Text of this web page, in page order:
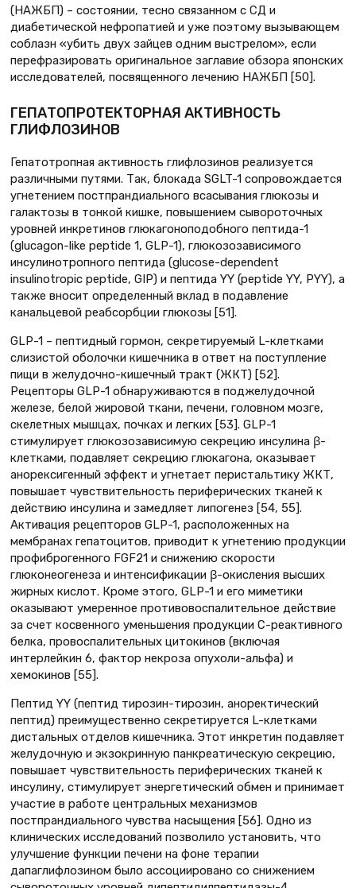
(НАЖБП) – состоянии, тесно связанном с СД и
диабетической нефропатией и уже поэтому вызывающем
соблазн «убить двух зайцев одним выстрелом», если
перефразировать оригинальное заглавие обзора японских
исследователей, посвященного лечению НАЖБП [50].
ГЕПАТОПРОТЕКТОРНАЯ АКТИВНОСТЬ
ГЛИФЛОЗИНОВ
Гепатотропная активность глифлозинов реализуется
различными путями. Так, блокада SGLT-1 сопровождается
угнетением постпрандиального всасывания глюкозы и
галактозы в тонкой кишке, повышением сывороточных
уровней инкретинов глюкагоноподобного пептида-1
(glucagon-like peptide 1, GLP-1), глюкозозависимого
инсулинотропного пептида (glucose-dependent
insulinotropic peptide, GIP) и пептида YY (peptide YY, PYY), а
также вносит определенный вклад в подавление
канальцевой реабсорбции глюкозы [51].
GLP-1 – пептидный гормон, секретируемый L-клетками
слизистой оболочки кишечника в ответ на поступление
пищи в желудочно-кишечный тракт (ЖКТ) [52].
Рецепторы GLP-1 обнаруживаются в поджелудочной
железе, белой жировой ткани, печени, головном мозге,
скелетных мышцах, почках и легких [53]. GLP-1
стимулирует глюкозозависимую секрецию инсулина β-
клетками, подавляет секрецию глюкагона, оказывает
анорексигенный эффект и угнетает перистальтику ЖКТ,
повышает чувствительность периферических тканей к
действию инсулина и замедляет липогенез [54, 55].
Активация рецепторов GLP-1, расположенных на
мембранах гепатоцитов, приводит к угнетению продукции
профиброгенного FGF21 и снижению скорости
глюконеогенеза и интенсификации β-окисления высших
жирных кислот. Кроме этого, GLP-1 и его миметики
оказывают умеренное противовоспалительное действие
за счет косвенного уменьшения продукции C-реактивного
белка, провоспалительных цитокинов (включая
интерлейкин 6, фактор некроза опухоли-альфа) и
хемокинов [55].
Пептид YY (пептид тирозин-тирозин, аноректический
пептид) преимущественно секретируется L-клетками
дистальных отделов кишечника. Этот инкретин подавляет
желудочную и экзокринную панкреатическую секрецию,
повышает чувствительность периферических тканей к
инсулину, стимулирует энергетический обмен и принимает
участие в работе центральных механизмов
постпрандиального чувства насыщения [56]. Одно из
клинических исследований позволило установить, что
улучшение функции печени на фоне терапии
дапаглифлозином было ассоциировано со снижением